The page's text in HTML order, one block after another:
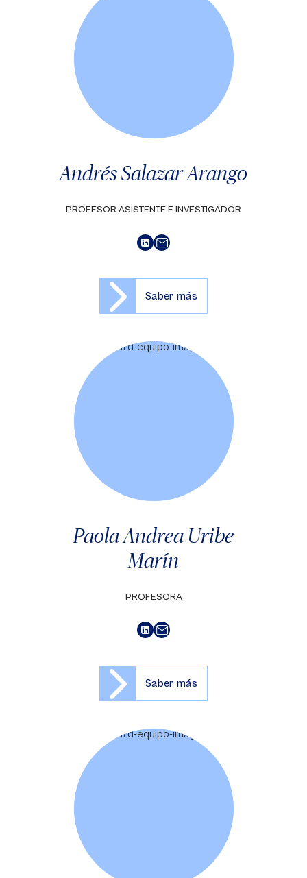
Andrés Salazar Arango
PROFESOR ASISTENTE E INVESTIGADOR
Saber más
Paola Andrea Uribe
Marín
PROFESORA
Saber más